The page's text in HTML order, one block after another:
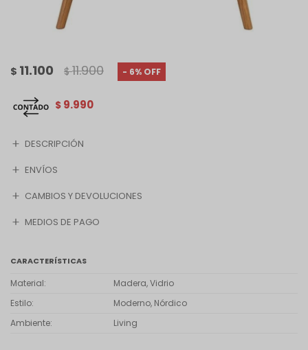
$ 11.100 $ 11.900 6
$ 9.990
DESCRIPCIÓN
ENVÍOS
CAMBIOS Y DEVOLUCIONES
MEDIOS DE PAGO
CARACTERÍSTICAS
Material
Madera, Vidrio
Estilo
Moderno, Nórdico
Ambiente
Living